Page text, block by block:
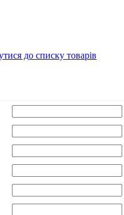
до списку товарів